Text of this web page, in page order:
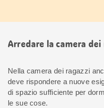
Arredare la camera dei
Nella camera dei ragazzi
deve rispondere a nuove
di spazio sufficiente per
le sue cose.